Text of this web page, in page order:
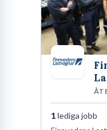
1lediga jobb